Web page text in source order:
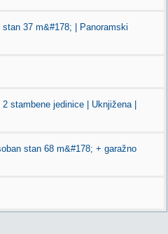
37 m&#178; | Panoramski
stambene jedinice | Uknjižena |
stan 68 m&#178; + garažno